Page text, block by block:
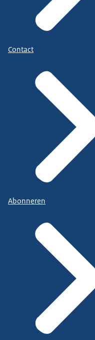
Contact
Abonneren